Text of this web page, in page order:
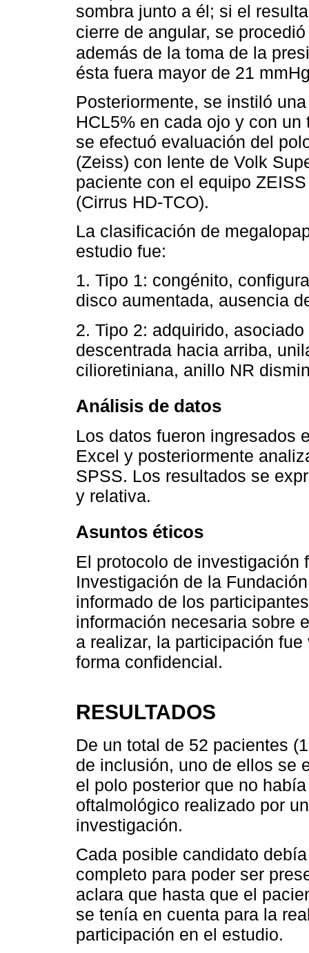
sombra junto a él; si el
cierre de angular, se
además de la toma de la
ésta fuera mayor de 21
Posteriormente, se instiló
HCL5% en cada ojo y con
se efectuó evaluación del
(Zeiss) con lente de Volk
paciente con el equipo
(Cirrus HD-TCO).
La clasificación de
estudio fue:
1. Tipo 1: congénito,
disco aumentada, ausencia
2. Tipo 2: adquirido,
descentrada hacia arriba,
cilioretiniana, anillo NR
Análisis de datos
Los datos fueron ingresados
Excel y posteriormente
SPSS. Los resultados se
y relativa.
Asuntos éticos
El protocolo de investigación
Investigación de la
informado de los
información necesaria sobre
a realizar, la participación
forma confidencial.
RESULTADOS
De un total de 52 pacientes
de inclusión, uno de ellos se
el polo posterior que no
oftalmológico realizado por
investigación.
Cada posible candidato
completo para poder ser
aclara que hasta que el
se tenía en cuenta para la
participación en el estudio.